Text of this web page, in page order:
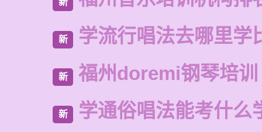
新
新 学流行唱法去哪里学
新 福州doremi钢琴培训
新 学通俗唱法能考什么